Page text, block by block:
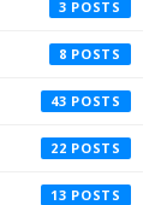
3
8
43
22
13